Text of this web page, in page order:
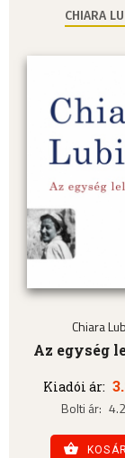
CHIARA
Chiara
Az egység
Kiadói ár:
Bolti ár: